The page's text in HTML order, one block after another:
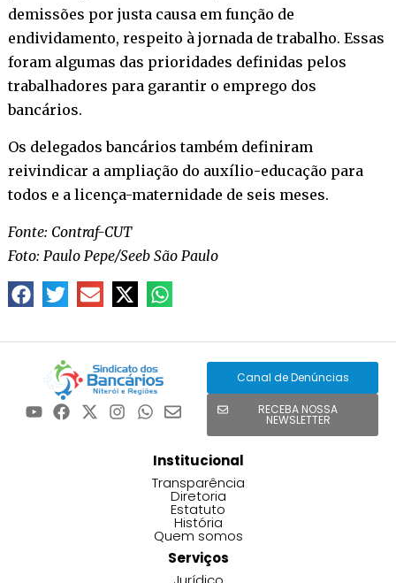
demissões por justa causa em função de
endividamento, respeito à jornada de trabalho. Essas
foram algumas das prioridades definidas pelos
trabalhadores para garantir o emprego dos
bancários.
Os delegados bancários também definiram
reivindicar a ampliação do auxílio-educação para
todos e a licença-maternidade de seis meses.
Fonte: Contraf-CUT
Foto: Paulo Pepe/Seeb São Paulo
Canal de Denúncias
RECEBA NOSSA
NEWSLETTER
Institucional
Transparência
Diretoria
Estatuto
História
Quem somos
Serviços